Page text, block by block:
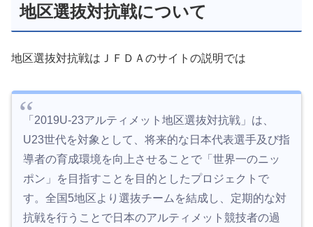
地区選抜対抗戦について
地区選抜対抗戦はＪＦＤＡのサイトの説明では
「2019U-23アルティメット地区選抜対抗戦」は、
U23世代を対象として、将来的な日本代表選手及び指
導者の育成環境を向上させることで「世界一のニッ
ポン」を目指すことを目的としたプロジェクトで
す。全国5地区より選抜チームを結成し、定期的な対
抗戦を行うことで日本のアルティメット競技者の過